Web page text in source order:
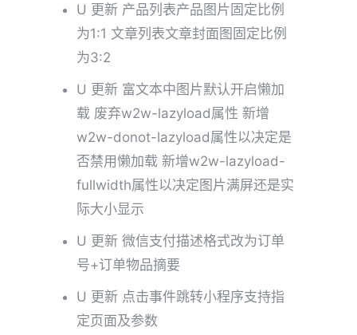
U 更新 产品列表产品图片固定比例
为1:1 文章列表文章封面图固定比例
为3:2
U 更新 富文本中图片默认开启懒加
载 废弃w2w-lazyload属性 新增
w2w-donot-lazyload属性以决定是
否禁用懒加载 新增w2w-lazyload-
fullwidth属性以决定图片满屏还是实
际大小显示
U 更新 微信支付描述格式改为订单
号+订单物品摘要
U 更新 点击事件跳转小程序支持指
定页面及参数